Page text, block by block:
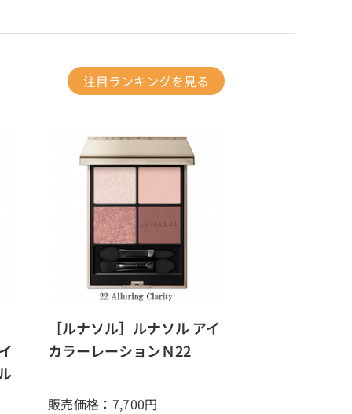
注目ランキングを見る
［ルナソル］ルナソル アイ
カラーレーションＮ22
販売価格：7,700円